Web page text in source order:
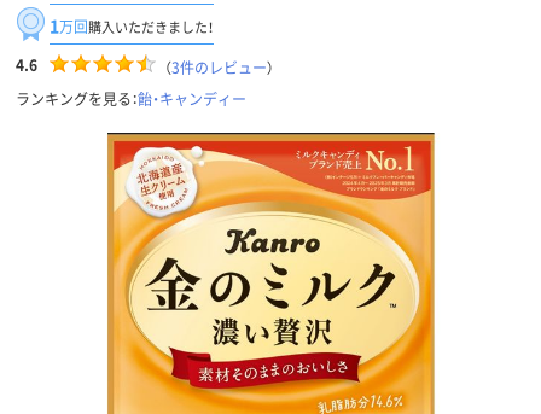
1万回購入いただきました！
4.6 （3件のレビュー）
ランキングを見る：飴・キャンディー